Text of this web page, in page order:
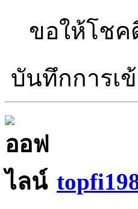
ขอให้โช
บันทึกการเ